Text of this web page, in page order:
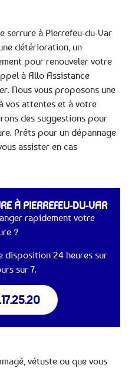
serrure à Pierrefeu-du-Var
détérioration, un
pour renouveler votre
à Allo Assistance
Nous vous proposons une
vos attentes et à votre
des suggestions pour
Prêts pour un dépannage
assister en cas
À PIERREFEU-DU-VAR
rapidement votre
?
disposition 24 heures sur
sur 7.
vétuste ou que vous